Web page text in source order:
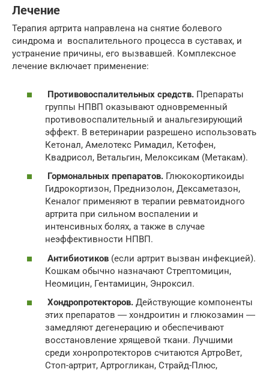
Лечение
Терапия артрита направлена на снятие болевого
синдрома и воспалительного процесса в суставах, и
устранение причины, его вызвавшей. Комплексное
лечение включает применение:
Противовоспалительных средств. Препараты
группы НПВП оказывают одновременный
противовоспалительный и анальгезирующий
эффект. В ветеринарии разрешено использовать
Кетонал, Амелотекс Римадил, Кетофен,
Квадрисол, Ветальгин, Мелоксикам (Метакам).
Гормональных препаратов. Глюкокортикоиды
Гидрокортизон, Преднизолон, Дексаметазон,
Кеналог применяют в терапии ревматоидного
артрита при сильном воспалении и
интенсивных болях, а также в случае
неэффективности НПВП.
Антибиотиков (если артрит вызван инфекцией).
Кошкам обычно назначают Стрептомицин,
Неомицин, Гентамицин, Энроксил.
Хондропротекторов. Действующие компоненты
этих препаратов ― хондроитин и глюкозамин ―
замедляют дегенерацию и обеспечивают
восстановление хрящевой ткани. Лучшими
среди хонропротекторов считаются АртроВет,
Стоп-артрит, Артрогликан, Страйд-Плюс,